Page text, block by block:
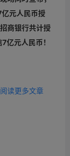
元人民币授
商银行共计授
亿元人民币！
阅读更多文章